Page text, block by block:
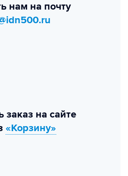
нам на почту
на сайте
«Корзину»